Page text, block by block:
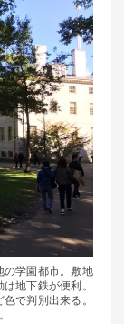
学園都市。敷地
地下鉄が便利。
で判別出来る。